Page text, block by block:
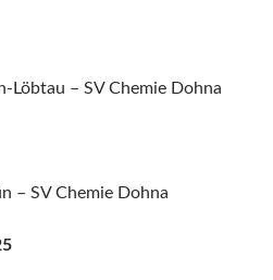
Löbtau – SV Chemie Dohna
– SV Chemie Dohna